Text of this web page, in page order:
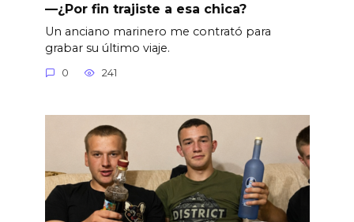
—¿Por fin trajiste a esa chica?
Un anciano marinero me contrató para
grabar su último viaje.
0 241